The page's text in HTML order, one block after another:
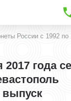
России с 1992 по
2017 года